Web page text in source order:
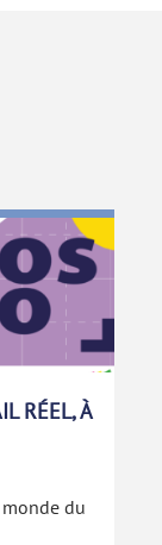
RÉEL, À
du